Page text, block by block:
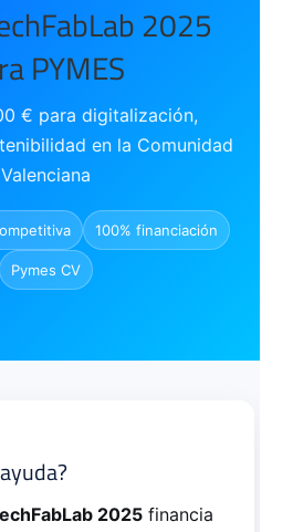
2025
PYMES
€ para digitalización,
en la Comunidad
Valenciana
100% financiación
Pymes CV
2025financia